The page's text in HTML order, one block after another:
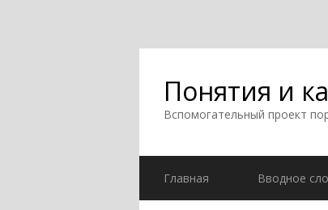
Понятия и
Вспомогательный проект
Главная Вводное